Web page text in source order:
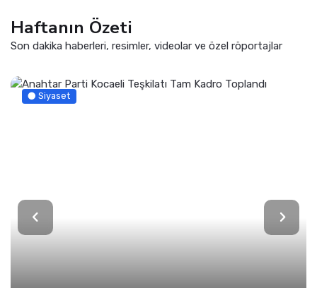
Haftanın Özeti
Son dakika haberleri, resimler, videolar ve özel röportajlar
Siyaset